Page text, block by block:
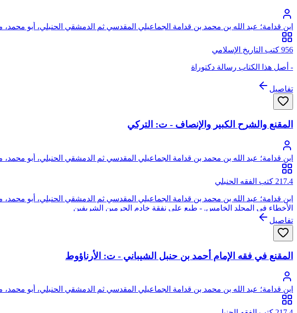
ابن قدامة؛ عبد الله بن محمد بن قدامة الجماعيلي المقدسي ثم الدمشقي الحنبلي، أبو محمد،
956 كتب التاريخ الإسلامي
- أصل هذا الكتاب رسالة دكتوراة
تفاصيل
المقنع والشرح الكبير والإنصاف - ت: التركي
ابن قدامة؛ عبد الله بن محمد بن قدامة الجماعيلي المقدسي ثم الدمشقي الحنبلي، أبو محمد،
217.4 كتب الفقه الحنبلي
ابن قدامة؛ عبد الله بن محمد بن قدامة الجماعيلي المقدسي ثم الدمشقي الحنبلي، أبو
الأخطاء في المجلد الخامس. - طبع على نفقة خادم الحرمين الشريفين
تفاصيل
المقنع في فقه الإمام أحمد بن حنبل الشيباني - ت: الأرناؤوط
ابن قدامة؛ عبد الله بن محمد بن قدامة الجماعيلي المقدسي ثم الدمشقي الحنبلي، أبو محمد،